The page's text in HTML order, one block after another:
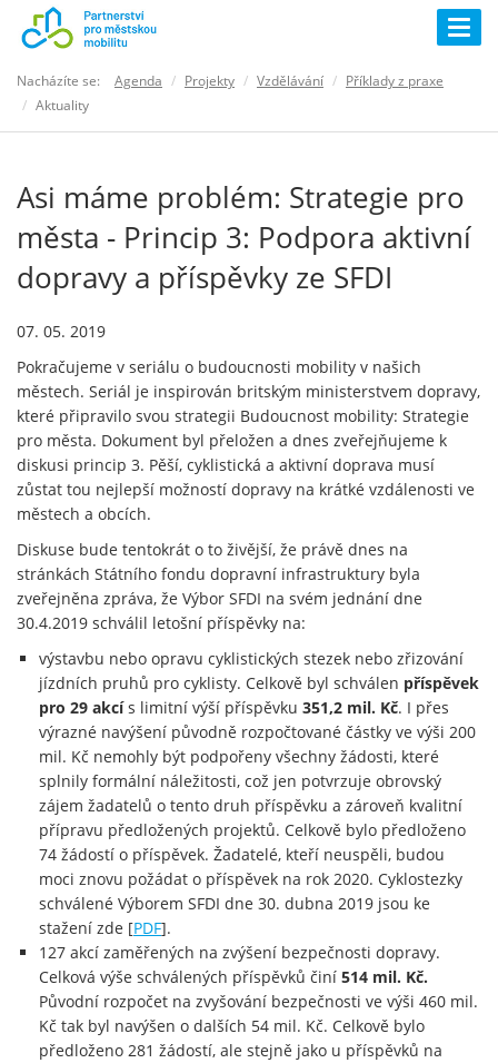
Nacházíte se: Agenda Projekty Vzdělávání
Příklady z praxe
Aktuality
Asi máme problém: Strategie pro
města - Princip 3: Podpora aktivní
dopravy a příspěvky ze SFDI
07. 05. 2019
Pokračujeme v seriálu o budoucnosti mobility v našich
městech. Seriál je inspirován britským ministerstvem dopravy,
které připravilo svou strategii Budoucnost mobility: Strategie
pro města. Dokument byl přeložen a dnes zveřejňujeme k
diskusi princip 3. Pěší, cyklistická a aktivní doprava musí
zůstat tou nejlepší možností dopravy na krátké vzdálenosti ve
městech a obcích.
Diskuse bude tentokrát o to živější, že právě dnes na
stránkách Státního fondu dopravní infrastruktury byla
zveřejněna zpráva, že Výbor SFDI na svém jednání dne
30.4.2019 schválil letošní příspěvky na:
výstavbu nebo opravu cyklistických stezek nebo zřizování
jízdních pruhů pro cyklisty. Celkově byl schválen příspěvek
pro 29 akcís limitní výší příspěvku 351,2 mil. Kč. I přes
výrazné navýšení původně rozpočtované částky ve výši 200
mil. Kč nemohly být podpořeny všechny žádosti, které
splnily formální náležitosti, což jen potvrzuje obrovský
zájem žadatelů o tento druh příspěvku a zároveň kvalitní
přípravu předložených projektů. Celkově bylo předloženo
74 žádostí o příspěvek. Žadatelé, kteří neuspěli, budou
moci znovu požádat o příspěvek na rok 2020. Cyklostezky
schválené Výborem SFDI dne 30. dubna 2019 jsou ke
stažení zde [PDF].
127 akcí zaměřených na zvýšení bezpečnosti dopravy.
Celková výše schválených příspěvků činí 514 mil. Kč.
Původní rozpočet na zvyšování bezpečnosti ve výši 460 mil.
Kč tak byl navýšen o dalších 54 mil. Kč. Celkově bylo
předloženo 281 žádostí, ale stejně jako u příspěvků na